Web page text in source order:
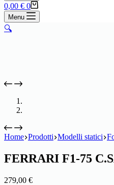
Carrello
0,00 € 0
Menu
🔍
Home Prodotti Modelli statici
FERRARI F1-75
279,00 €